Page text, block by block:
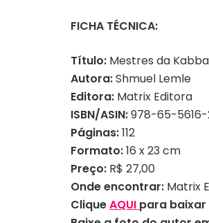
FICHA TÉCNICA:
Título: Mestres da
Autora:Shmuel Lemle
Editora: Matrix Editora
ISBN/ASIN:978-65-
Páginas:112
Formato:16 x 23 cm
Preço: R$ 27,00
Onde encontrar: Matrix
CliqueAQUI para